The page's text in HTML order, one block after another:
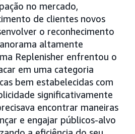
no mercado,
de clientes novos
o reconhecimento
altamente
Replenisher enfrentou o
em uma categoria
bem estabelecidas com
significativamente
encontrar maneiras
e engajar públicos-alvo